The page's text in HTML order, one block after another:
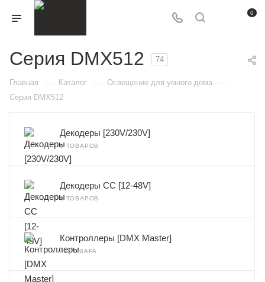
0
Серия DMX512 74
Главная — Каталог — Освещение для умного дома —
Серия DMX512
Декодеры [230V/230V]
6 ТОВАРОВ
Декодеры CC [12-48V]
8 ТОВАРОВ
Контроллеры [DMX Master]
42 ТОВАРА